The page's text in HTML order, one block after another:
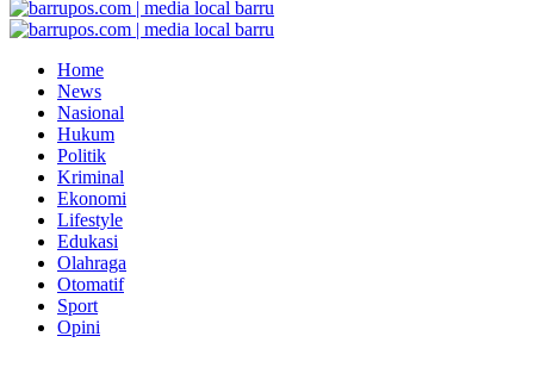
Home
News
Nasional
Hukum
Politik
Kriminal
Ekonomi
Lifestyle
Edukasi
Olahraga
Otomatif
Sport
Opini